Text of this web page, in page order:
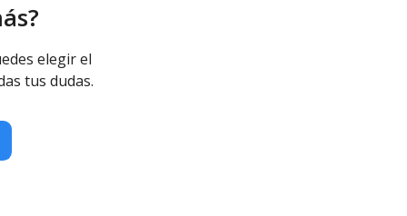
elegir el
tus dudas.